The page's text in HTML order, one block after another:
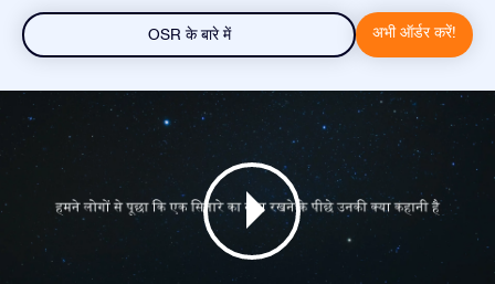
OSR के बारे में अभी ऑर्डर करें!